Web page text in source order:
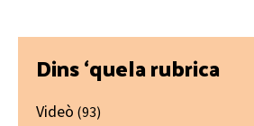
Primary
Sidebar
Dins ‘quela rubrica
Videò (93)